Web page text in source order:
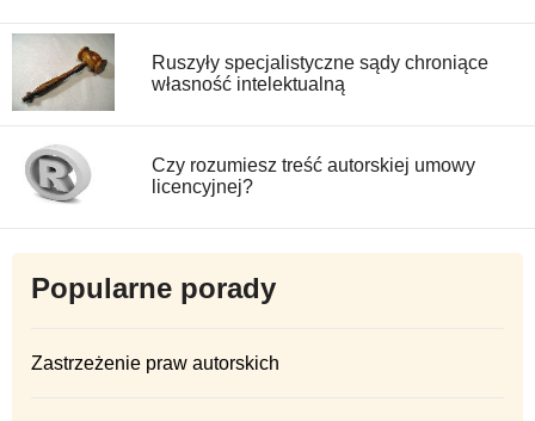
Ruszyły specjalistyczne sądy chroniące
własność intelektualną
Czy rozumiesz treść autorskiej umowy
licencyjnej?
Popularne porady
Zastrzeżenie praw autorskich